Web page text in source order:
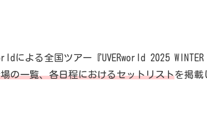
による全国ツアー『UVERworld 2025 WINTER
の一覧、各日程におけるセットリストを掲載